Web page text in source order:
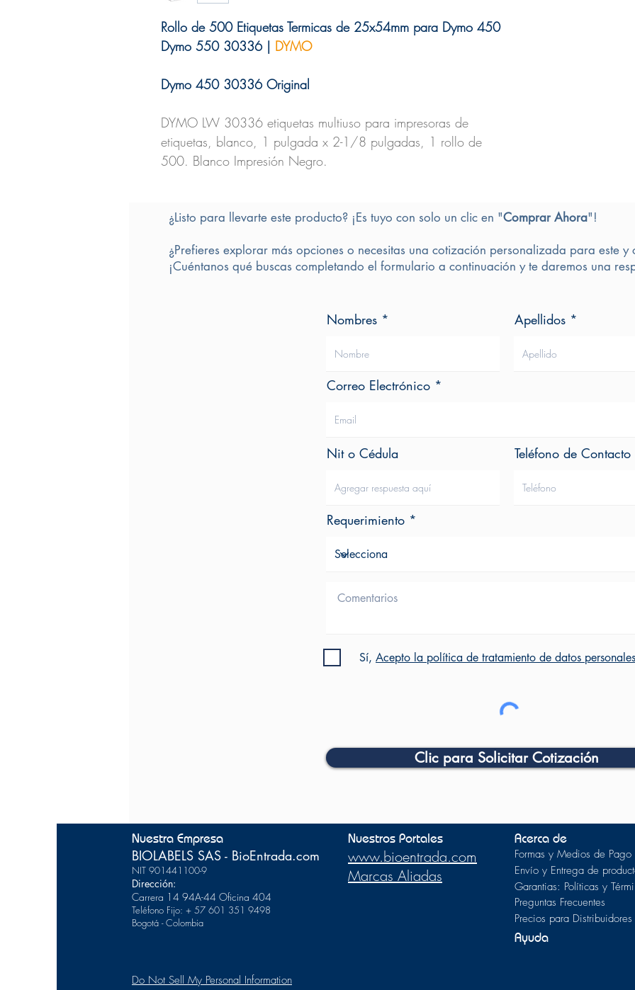
Rollo de 500 Etiquetas Termicas de 25x54mm para Dymo 450
Dymo 550 30336 | DYMO
Dymo 450 30336 Original
DYMO LW 30336 etiquetas multiuso para impresoras de
etiquetas, blanco, 1 pulgada x 2-1/8 pulgadas, 1 rollo de
500. Blanco Impresión Negro.
¿Listo para llevarte este producto? ¡Es tuyo con solo un clic en "Comprar Ahora"!
¿Prefieres explorar más opciones o necesitas una cotización personalizada para este y
¡Cuéntanos qué buscas completando el formulario a continuación y te daremos una
Nombres Apellidos
Correo Electrónico
Nit o Cédula Teléfono de Contacto
Requerimiento
Sí, Acepto la política de tratamiento de datos personales
Clic para Solicitar Cotización
Nuestra Empresa
BIOLABELS SAS - BioEntrada.com
NIT 901441100-9
Dirección:
Carrera 14 94A-44 Oficina 404
Teléfono Fijo: + 57 601 351 9498
Bogotá - Colombia
Nuestros Portales
www.bioentrada.com
Marcas Aliadas
Do Not Sell My Personal Information
Acerca de
Formas y Medios de Pago
Envío y Entrega de
Garantias: Políticas y
Preguntas Frecuentes
Precios para Distribuidores
Ayuda